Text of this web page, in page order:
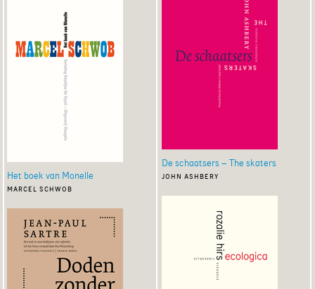
Het boek van Monelle
marcel schwob
De schaatsers – The skaters
john ashbery